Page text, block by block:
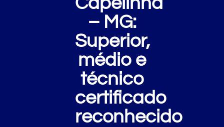
– MG:
Superior,
médio e
técnico
certificado
reconhecido